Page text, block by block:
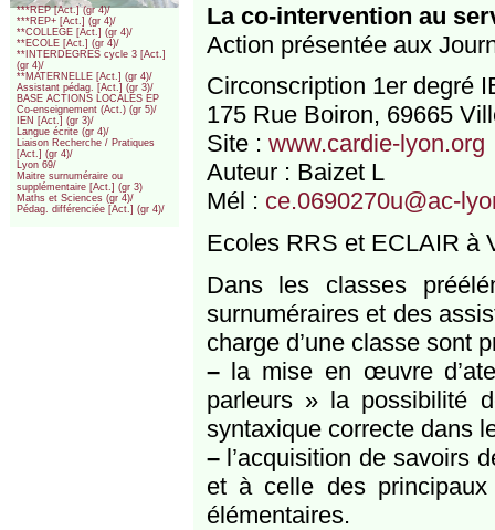
***REP [Act.] (gr 4)/
***REP+ [Act.] (gr 4)/
**COLLEGE [Act.] (gr 4)/
**ECOLE [Act.] (gr 4)/
**INTERDEGRES cycle 3 [Act.]
(gr 4)/
**MATERNELLE [Act.] (gr 4)/
Assistant pédag. [Act.] (gr 3)/
BASE ACTIONS LOCALES EP
Co-enseignement (Act.) (gr 5)/
IEN [Act.] (gr 3)/
Langue écrite (gr 4)/
Liaison Recherche / Pratiques
[Act.] (gr 4)/
Lyon 69/
Maitre surnuméraire ou
supplémentaire [Act.] (gr 3)
Maths et Sciences (gr 4)/
Pédag. différenciée [Act.] (gr 4)/
La co-intervention au
Action présentée aux
Circonscription 1er degré
175 Rue Boiron, 69665
Site : www.cardie-lyon.org
Auteur : Baizet L
Mél : ce.0690270u@ac-
Ecoles RRS et ECLAIR à
Dans les classes
surnuméraires et des
charge d’une classe sont
–la mise en œuvre
parleurs » la possibilité
syntaxique correcte dans
–l’acquisition de savoirs
et à celle des
élémentaires.